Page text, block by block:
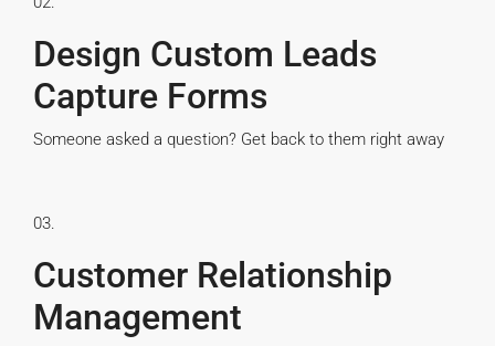
Design Custom Leads
Capture Forms
Someone asked a question? Get back to them right away
03.
Customer Relationship
Management